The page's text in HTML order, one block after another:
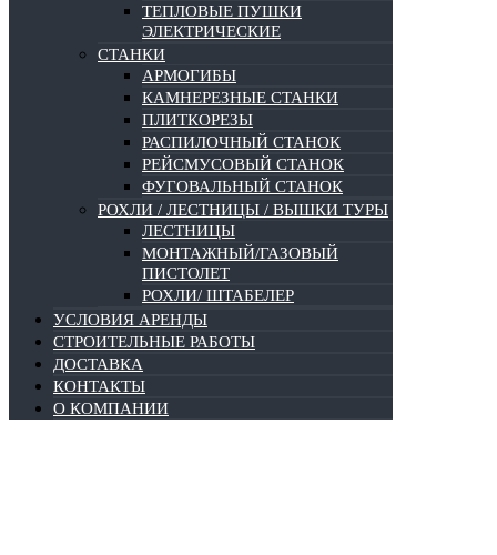
ТЕПЛОВЫЕ ПУШКИ
ЭЛЕКТРИЧЕСКИЕ
СТАНКИ
АРМОГИБЫ
КАМНЕРЕЗНЫЕ СТАНКИ
ПЛИТКОРЕЗЫ
РАСПИЛОЧНЫЙ СТАНОК
РЕЙСМУСОВЫЙ СТАНОК
ФУГОВАЛЬНЫЙ СТАНОК
РОХЛИ / ЛЕСТНИЦЫ / ВЫШКИ ТУРЫ
ЛЕСТНИЦЫ
МОНТАЖНЫЙ/ГАЗОВЫЙ
ПИСТОЛЕТ
РОХЛИ/ ШТАБЕЛЕР
УСЛОВИЯ АРЕНДЫ
СТРОИТЕЛЬНЫЕ РАБОТЫ
ДОСТАВКА
КОНТАКТЫ
О КОМПАНИИ